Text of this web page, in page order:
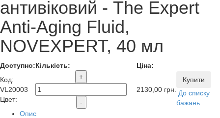
антивіковий - The Expert
Anti-Aging Fluid,
NOVEXPERT, 40 мл
Доступно:Кількість:
Ціна:
Код:
VL20003
Цвет:
+
-
2130,00 грн.
Купити
До списку
бажань
Опис